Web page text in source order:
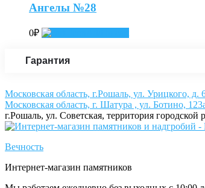
Ангелы №28
0₽
Гарантия
Московская область, г.Рошаль, ул. Урицкого,
Московская область, г. Шатура , ул. Ботино,
г.Рошаль, ул. Советская, территория городской
Вечность
Интернет-магазин памятников